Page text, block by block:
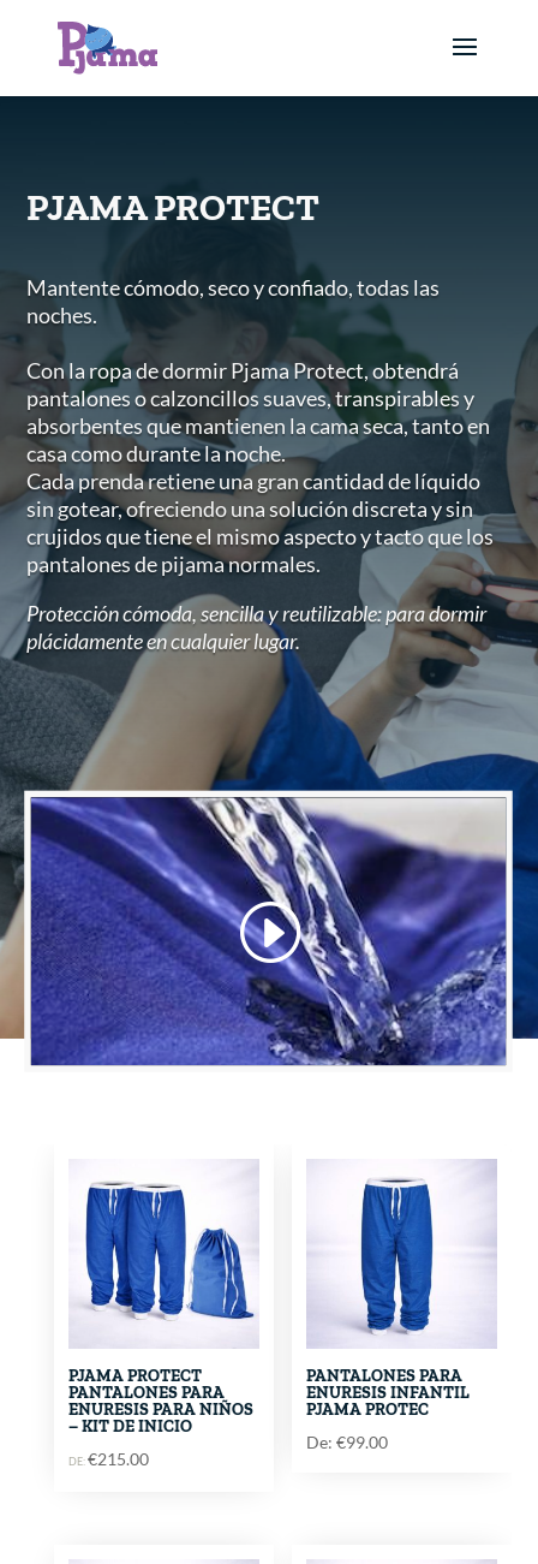
PJAMA PROTECT
Mantente cómodo, seco y confiado, todas las
noches.
Con la ropa de dormir Pjama Protect, obtendrá
pantalones o calzoncillos suaves, transpirables y
absorbentes que mantienen la cama seca, tanto en
casa como durante la noche.
Cada prenda retiene una gran cantidad de líquido
sin gotear, ofreciendo una solución discreta y sin
crujidos que tiene el mismo aspecto y tacto que los
pantalones de pijama normales.
Protección cómoda, sencilla y reutilizable: para dormir
plácidamente en cualquier lugar.
PJAMA PROTECT
PANTALONES PARA
ENURESIS PARA NIÑOS
– KIT DE INICIO
DE:€215.00
PANTALONES PARA
ENURESIS INFANTIL
PJAMA PROTEC
De: €99.00